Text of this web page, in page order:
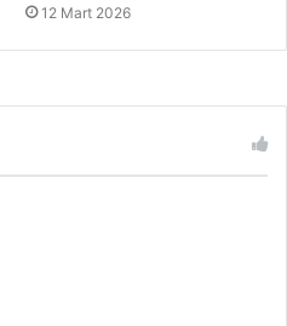
12 Mart 2026